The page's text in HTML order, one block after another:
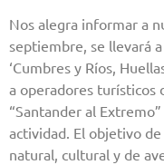
Nos alegra informar a
septiembre, se llevará
‘Cumbres y Ríos,
a operadores turísticos
“Santander al
actividad. El objetivo
natural, cultural y de